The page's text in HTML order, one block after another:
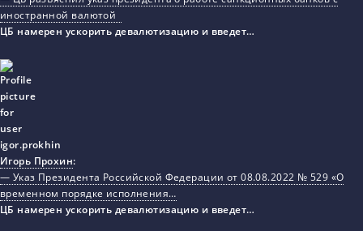
иностранной валютой
ЦБ намерен ускорить девалютизацию и введет…
Игорь Прохин:
— Указ Президента Российской Федерации от 08.08.2022 № 529 «О
временном порядке исполнения…
ЦБ намерен ускорить девалютизацию и введет…